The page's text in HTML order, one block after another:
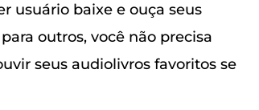
usuário baixe e ouça seus
outros, você não precisa
seus audiolivros favoritos se